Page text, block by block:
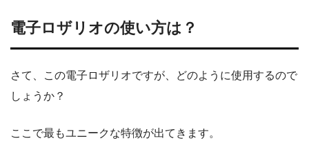
電子ロザリオの使い方は？
さて、この電子ロザリオですが、どのように使用するので
しょうか？
ここで最もユニークな特徴が出てきます。